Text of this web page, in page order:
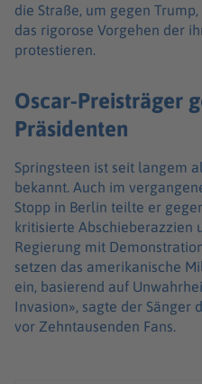
die Straße, um gegen
das rigorose Vorgehen der
protestieren.
Oscar-Preisträger
Präsidenten
Springsteen ist seit langem
bekannt. Auch im
Stopp in Berlin teilte er
kritisierte Abschieberazzien
Regierung mit
setzen das amerikanische
ein, basierend auf
Invasion», sagte der Sänger
vor Zehntausenden Fans.